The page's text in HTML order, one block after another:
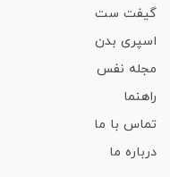
گیفت ست
اسپری بدن
مجله نفس
راهنما
تماس با ما
درباره ما